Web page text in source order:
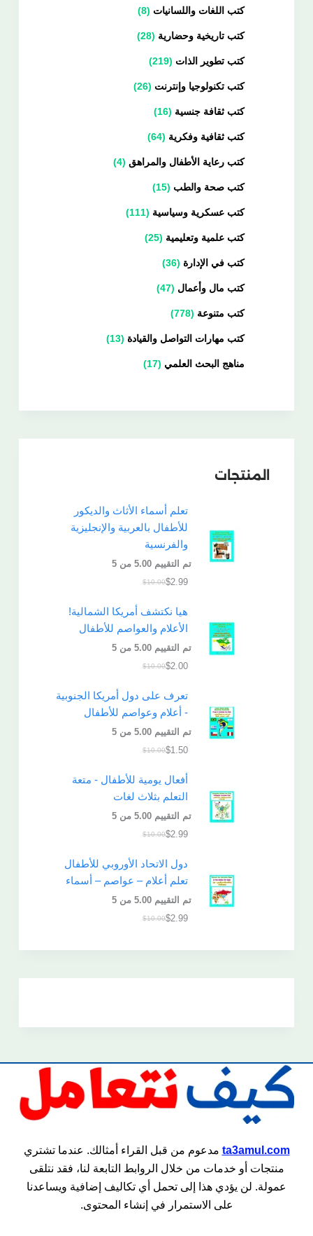
كتب اللغات واللسانيات 8
كتب تاريخية وحضارية 28
كتب تطوير الذات 219
كتب تكنولوجيا وإنترنت 26
كتب ثقافة جنسية 16
كتب ثقافية وفكرية 64
كتب رعاية الأطفال والمراهق 4
كتب صحة والطب 15
كتب عسكرية وسياسية 111
كتب علمية وتعليمية 25
كتب في الإدارة 36
كتب مال وأعمال 47
كتب متنوعة 778
كتب مهارات التواصل والقيادة 13
مناهج البحث العلمي 17
المنتجات
تعلم أسماء الأثاث والديكور
للأطفال بالعربية والإنجليزية
والفرنسية
تم التقييم 5.00من 5
$10.00$2.99
هيا نكتشف أمريكا الشمالية!
الأعلام والعواصم للأطفال
تم التقييم 5.00من 5
$10.00$2.00
تعرف على دول أمريكا الجنوبية
- أعلام وعواصم للأطفال
تم التقييم 5.00من 5
$10.00$1.50
أفعال يومية للأطفال - متعة
التعلم بثلاث لغات
تم التقييم 5.00من 5
$10.00$2.99
دول الاتحاد الأوروبي للأطفال
تعلم أعلام – عواصم – أسماء
تم التقييم 5.00من 5
$10.00$2.99
ta3amul.com مدعوم من قبل القراء أمثالك. عندما تشتري
منتجات أو خدمات من خلال الروابط التابعة لنا، فقد نتلقى
عمولة. لن يؤدي هذا إلى تحمل أي تكاليف إضافية ويساعدنا
على الاستمرار في إنشاء المحتوى.